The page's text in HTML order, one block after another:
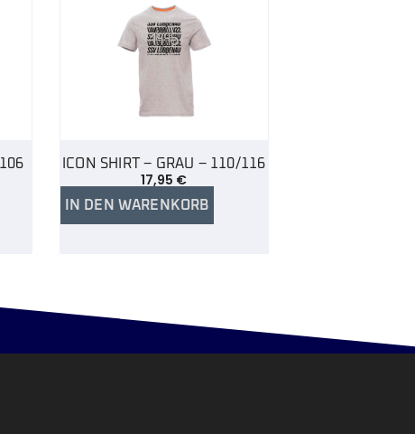
ICON SHIRT – GRAU – 110/116
17,95 €
IN DEN WARENKORB